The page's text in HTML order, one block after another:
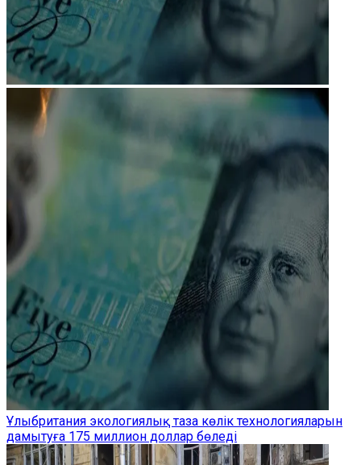
Ұлыбритания экологиялық таза көлік технологияларын
дамытуға 175 миллион доллар бөледі